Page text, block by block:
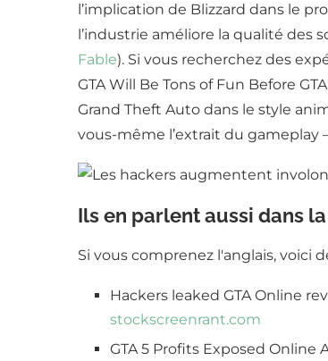
l’implication de Blizzard dans le
l’industrie améliore la qualité des
Fable). Si vous recherchez des
GTA Will Be Tons of Fun Before
Grand Theft Auto dans le style
vous-même l’extrait du gameplay
Ils en parlent aussi dans
Si vous comprenez l'anglais, voici
Hackers leaked GTA Online
stockscreenrant.com
GTA 5 Profits Exposed